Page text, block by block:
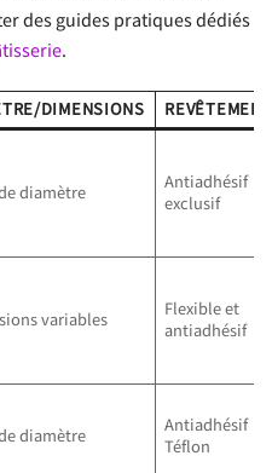
des guides pratiques dédiés
.
DIMENSIONS
REVÊTEMENT
diamètre
Antiadhésif
exclusif
variables
Flexible et
antiadhésif
diamètre
Antiadhésif
Téflon